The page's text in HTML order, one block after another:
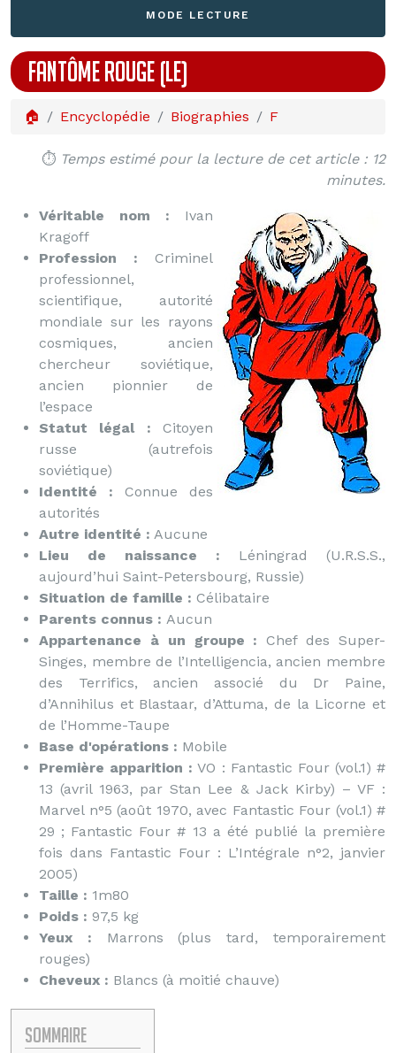
MODE LECTURE
FANTÔME ROUGE (LE)
🏠 Encyclopédie Biographies F
⏱️ Temps estimé pour la lecture de cet article : 12
minutes.
Véritable nom : Ivan
Kragoff
Profession : Criminel
professionnel,
scientifique, autorité
mondiale sur les rayons
cosmiques, ancien
chercheur soviétique,
ancien pionnier de
l’espace
Statut légal : Citoyen
russe (autrefois
soviétique)
Identité : Connue des
autorités
Autre identité : Aucune
Lieu de naissance : Léningrad (U.R.S.S.,
aujourd’hui Saint-Petersbourg, Russie)
Situation de famille : Célibataire
Parents connus : Aucun
Appartenance à un groupe : Chef des Super-
Singes, membre de l’Intelligencia, ancien membre
des Terrifics, ancien associé du Dr Paine,
d’Annihilus et Blastaar, d’Attuma, de la Licorne et
de l’Homme-Taupe
Base d'opérations : Mobile
Première apparition : VO : Fantastic Four (vol.1) #
13 (avril 1963, par Stan Lee & Jack Kirby) – VF :
Marvel n°5 (août 1970, avec Fantastic Four (vol.1) #
29 ; Fantastic Four # 13 a été publié la première
fois dans Fantastic Four : L’Intégrale n°2, janvier
2005)
Taille : 1m80
Poids : 97,5 kg
Yeux : Marrons (plus tard, temporairement
rouges)
Cheveux : Blancs (à moitié chauve)
Sommaire